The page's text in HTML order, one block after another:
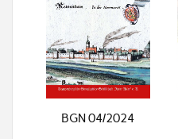
BGN 04/2024